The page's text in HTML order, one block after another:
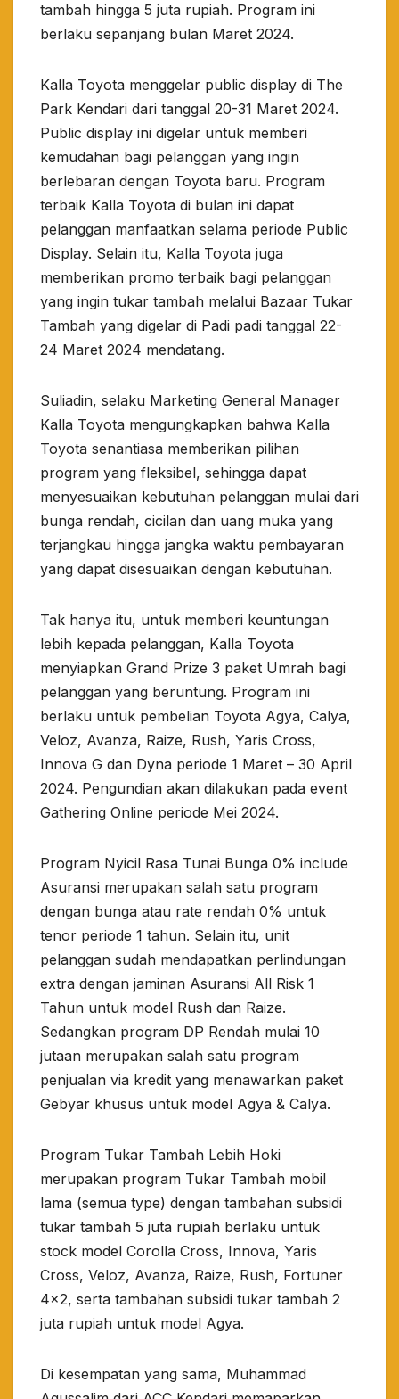
tambah hingga 5 juta rupiah. Program ini
berlaku sepanjang bulan Maret 2024.
Kalla Toyota menggelar public display di The
Park Kendari dari tanggal 20-31 Maret 2024.
Public display ini digelar untuk memberi
kemudahan bagi pelanggan yang ingin
berlebaran dengan Toyota baru. Program
terbaik Kalla Toyota di bulan ini dapat
pelanggan manfaatkan selama periode Public
Display. Selain itu, Kalla Toyota juga
memberikan promo terbaik bagi pelanggan
yang ingin tukar tambah melalui Bazaar Tukar
Tambah yang digelar di Padi padi tanggal 22-
24 Maret 2024 mendatang.
Suliadin, selaku Marketing General Manager
Kalla Toyota mengungkapkan bahwa Kalla
Toyota senantiasa memberikan pilihan
program yang fleksibel, sehingga dapat
menyesuaikan kebutuhan pelanggan mulai dari
bunga rendah, cicilan dan uang muka yang
terjangkau hingga jangka waktu pembayaran
yang dapat disesuaikan dengan kebutuhan.
Tak hanya itu, untuk memberi keuntungan
lebih kepada pelanggan, Kalla Toyota
menyiapkan Grand Prize 3 paket Umrah bagi
pelanggan yang beruntung. Program ini
berlaku untuk pembelian Toyota Agya, Calya,
Veloz, Avanza, Raize, Rush, Yaris Cross,
Innova G dan Dyna periode 1 Maret – 30 April
2024. Pengundian akan dilakukan pada event
Gathering Online periode Mei 2024.
Program Nyicil Rasa Tunai Bunga 0% include
Asuransi merupakan salah satu program
dengan bunga atau rate rendah 0% untuk
tenor periode 1 tahun. Selain itu, unit
pelanggan sudah mendapatkan perlindungan
extra dengan jaminan Asuransi All Risk 1
Tahun untuk model Rush dan Raize.
Sedangkan program DP Rendah mulai 10
jutaan merupakan salah satu program
penjualan via kredit yang menawarkan paket
Gebyar khusus untuk model Agya & Calya.
Program Tukar Tambah Lebih Hoki
merupakan program Tukar Tambah mobil
lama (semua type) dengan tambahan subsidi
tukar tambah 5 juta rupiah berlaku untuk
stock model Corolla Cross, Innova, Yaris
Cross, Veloz, Avanza, Raize, Rush, Fortuner
4×2, serta tambahan subsidi tukar tambah 2
juta rupiah untuk model Agya.
Di kesempatan yang sama, Muhammad